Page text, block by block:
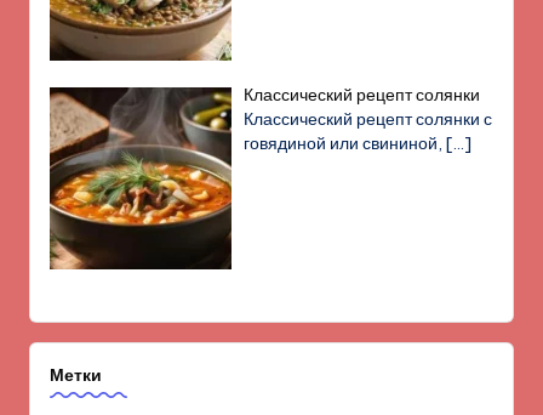
Классический рецепт солянки
Классический рецепт солянки с
говядиной или свининой,[…]
Метки